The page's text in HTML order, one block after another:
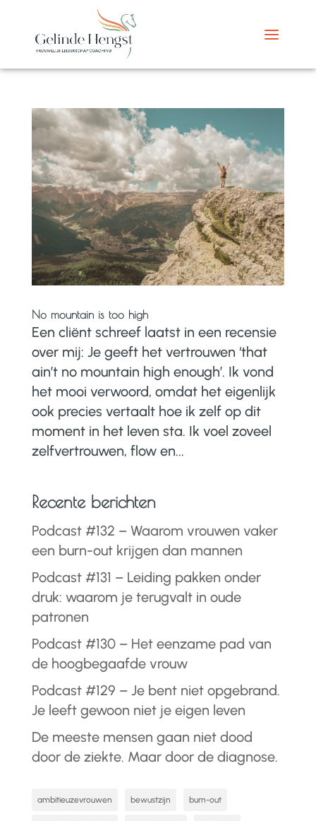
No mountain is too high
Een cliënt schreef laatst in een recensie
over mij: Je geeft het vertrouwen ‘that
ain’t no mountain high enough’. Ik vond
het mooi verwoord, omdat het eigenlijk
ook precies vertaalt hoe ik zelf op dit
moment in het leven sta. Ik voel zoveel
zelfvertrouwen, flow en...
Recente berichten
Podcast #132 – Waarom vrouwen vaker
een burn-out krijgen dan mannen
Podcast #131 – Leiding pakken onder
druk: waarom je terugvalt in oude
patronen
Podcast #130 – Het eenzame pad van
de hoogbegaafde vrouw
Podcast #129 – Je bent niet opgebrand.
Je leeft gewoon niet je eigen leven
De meeste mensen gaan niet dood
door de ziekte. Maar door de diagnose.
ambitieuzevrouwen bewustzijn burn-out